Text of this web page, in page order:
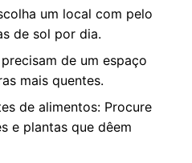
um local com pelo
de sol por dia.
de um espaço
mais quentes.
de alimentos: Procure
e plantas que dêem